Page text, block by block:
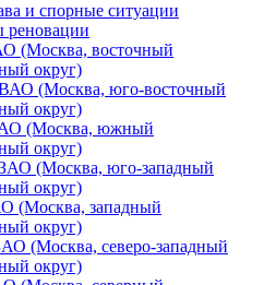
и спорные ситуации
(Москва, восточный
округ)
(Москва, юго-восточный
округ)
(Москва, южный
округ)
(Москва, юго-западный
округ)
(Москва, западный
округ)
(Москва, северо-западный
округ)